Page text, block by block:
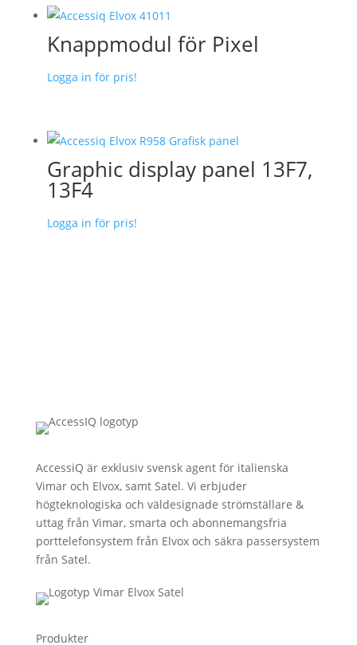
Knappmodul för Pixel
Logga in för pris!
Graphic display panel 13F7,
13F4
Logga in för pris!
AccessiQ är exklusiv svensk agent för italienska
Vimar och Elvox, samt Satel. Vi erbjuder
högteknologiska och väldesignade strömställare &
uttag från Vimar, smarta och abonnemangsfria
porttelefonsystem från Elvox och säkra passersystem
från Satel.
Produkter